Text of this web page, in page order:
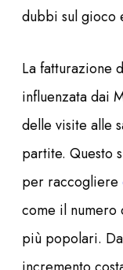
dubbi sul gioco
La fatturazione
influenzata dai
delle visite alle
partite. Questo
per raccogliere
come il
più popolari.